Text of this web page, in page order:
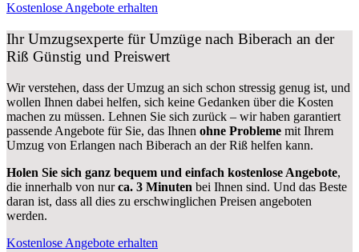
Kostenlose Angebote erhalten
Ihr Umzugsexperte für Umzüge nach Biberach an der
Riß Günstig und Preiswert
Wir verstehen, dass der Umzug an sich schon stressig genug ist, und
wollen Ihnen dabei helfen, sich keine Gedanken über die Kosten
machen zu müssen. Lehnen Sie sich zurück – wir haben garantiert
passende Angebote für Sie, das Ihnen ohne Probleme mit Ihrem
Umzug von Erlangen nach Biberach an der Riß helfen kann.
Holen Sie sich ganz bequem und einfach kostenlose Angebote,
die innerhalb von nurca. 3 Minuten bei Ihnen sind. Und das Beste
daran ist, dass all dies zu erschwinglichen Preisen angeboten
werden.
Kostenlose Angebote erhalten